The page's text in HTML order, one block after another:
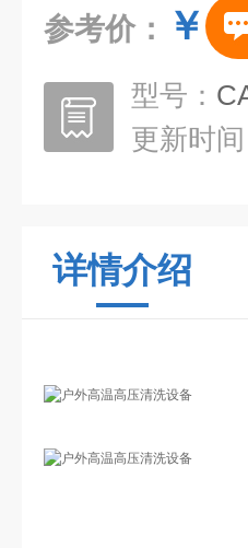
参考价： ￥
型号：
更新时间
详情介绍